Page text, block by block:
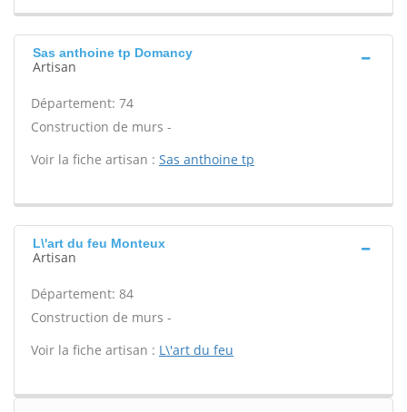
Sas anthoine tp Domancy
Artisan
Département: 74
Construction de murs -
Voir la fiche artisan : Sas anthoine tp
L\'art du feu Monteux
Artisan
Département: 84
Construction de murs -
Voir la fiche artisan : L\'art du feu